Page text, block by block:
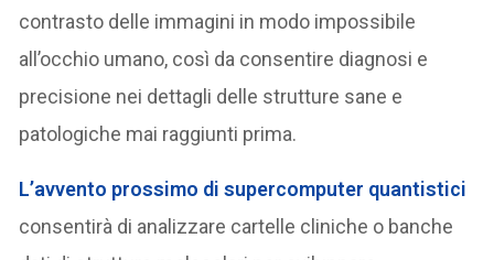
contrasto delle immagini in modo impossibile
all’occhio umano, così da consentire diagnosi e
precisione nei dettagli delle strutture sane e
patologiche mai raggiunti prima.
L’avvento prossimo di supercomputer quantistici
consentirà di analizzare cartelle cliniche o banche